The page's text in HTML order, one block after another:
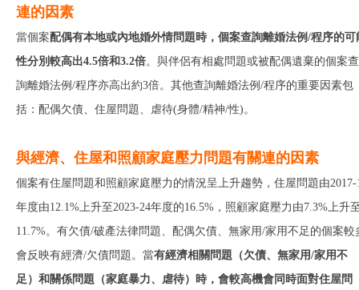
連的因素
當個案配偶有本地或內地婚外情問題時，個案查詢離婚法例/程序的可
性分別較高出4.5倍和3.2倍。與伴侶有相處問題或被配偶遺棄的個案查
詢離婚法例/程序亦高出約3倍。其他查詢離婚法例/程序的重要因素包
括：配偶欠債、住屋問題、虐待(身體/精神/性)。
與經濟、住屋和照顧家庭壓力 問題有關連的因素
個案有住屋問題和照顧家庭壓力的情況呈上升趨勢，住屋問題由2017-
年度由12.1%上升至2023-24年度的16.5%，照顧家庭壓力由7.3%上升
11.7%。有欠債/破產法律問題、配偶欠債、無家用/家用不足的個案較
會反映有經濟/欠債問題。當有經濟相關問題（欠債、無家用/家用不
足）和關係問題（家庭暴力、虐待）時，會較高機會同時面對住屋問